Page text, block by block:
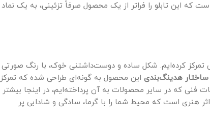
این تابلو را فراتر از یک محصول صرفاً تزئینی، به یک نماد
تمرکز کرده‌ایم. شکل ساده و دوست‌داشتنی خوک، با رنگ صورتی
ساختار هدینگ‌بندی این محصول به گونه‌ای طراحی شده که تمرکز
فنی که در سایر محصولات به آن پرداخته‌ایم، در اینجا بیشتر
هنری است که محیط شما را با گرما، سادگی و شادابی پر